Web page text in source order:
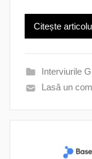
Citește
Interviurile
Lasă un